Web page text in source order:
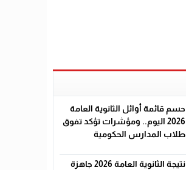
حسم قائمة أوائل الثانوية العامة
2026 اليوم.. ومؤشرات تؤكد تفوق
طلاب المدارس الحكومية
نتيجة الثانوية العامة 2026 جاهزة